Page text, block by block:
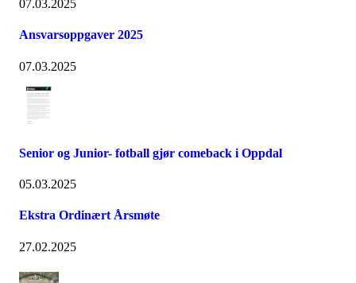
07.03.2025
Ansvarsoppgaver 2025
07.03.2025
Senior og Junior- fotball gjør comeback i Oppdal
05.03.2025
Ekstra Ordinært Årsmøte
27.02.2025